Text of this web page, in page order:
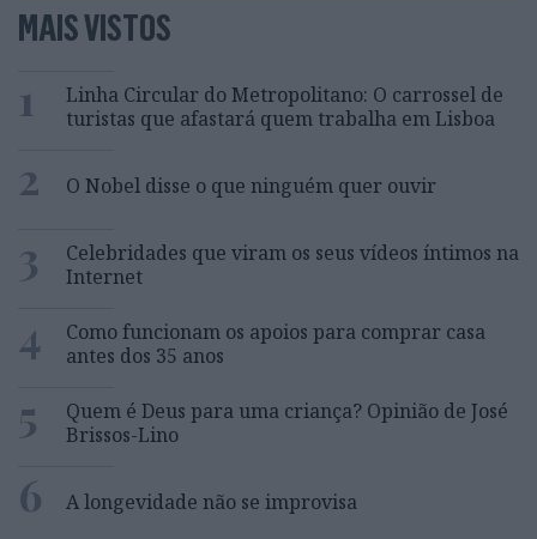
MAIS VISTOS
1
Linha Circular do Metropolitano: O carrossel de
turistas que afastará quem trabalha em Lisboa
2 O Nobel disse o que ninguém quer ouvir
3
Celebridades que viram os seus vídeos íntimos na
Internet
4
Como funcionam os apoios para comprar casa
antes dos 35 anos
5
Quem é Deus para uma criança? Opinião de José
Brissos-Lino
6 A longevidade não se improvisa